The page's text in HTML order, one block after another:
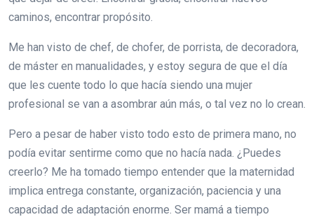
caminos, encontrar propósito.
Me han visto de chef, de chofer, de porrista, de decoradora,
de máster en manualidades, y estoy segura de que el día
que les cuente todo lo que hacía siendo una mujer
profesional se van a asombrar aún más, o tal vez no lo crean.
Pero a pesar de haber visto todo esto de primera mano, no
podía evitar sentirme como que no hacía nada. ¿Puedes
creerlo? Me ha tomado tiempo entender que la maternidad
implica entrega constante, organización, paciencia y una
capacidad de adaptación enorme. Ser mamá a tiempo